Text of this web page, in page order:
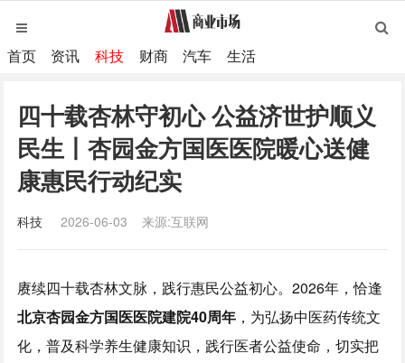
首页 资讯 科技 财商 汽车 生活
四十载杏林守初心 公益济世护顺义
民生丨杏园金方国医医院暖心送健
康惠民行动纪实
科技 2026-06-03 来源:互联网
赓续四十载杏林文脉，践行惠民公益初心。2026年，恰逢
北京杏园金方国医医院建院40周年 ，为弘扬中医药传统文
化，普及科学养生健康知识，践行医者公益使命，切实把